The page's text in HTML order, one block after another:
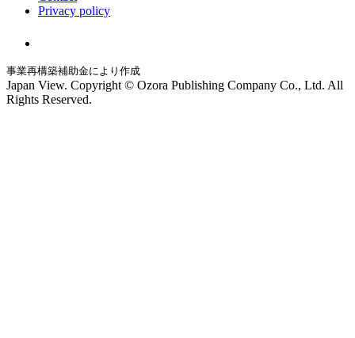
Privacy policy
事業再構築補助金により作成
Japan View. Copyright © Ozora Publishing Company Co., Ltd. All
Rights Reserved.